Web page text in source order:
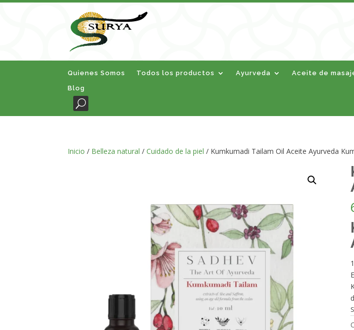
Quienes Somos Todos los productos Ayurveda Aceite de
Blog
Inicio / Belleza natural /Cuidado de la piel / Kumkumadi Tailam Oil Aceite Ayurveda